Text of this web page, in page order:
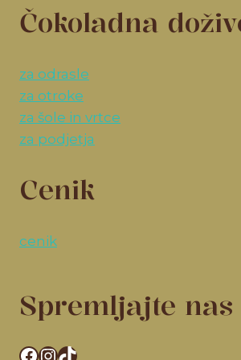
Čokoladna
za odrasle
za otroke
za šole in vrtce
za podjetja
Cenik
cenik
Spremljajte nas
Facebook
Instagram
TikTok